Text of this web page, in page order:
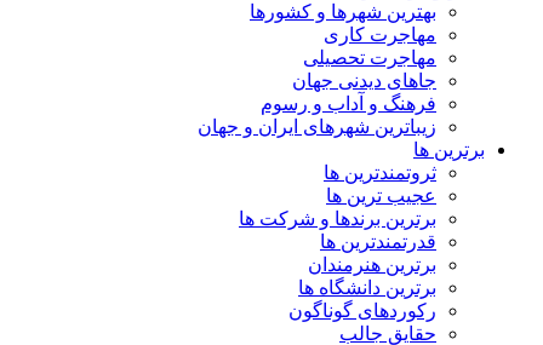
بهترین شهرها و کشورها
مهاجرت کاری
مهاجرت تحصیلی
جاهای دیدنی جهان
فرهنگ و آداب و رسوم
زیباترین شهرهای ایران و جهان
برترین ها
ثروتمندترین ها
عجیب ترین ها
برترین برندها و شرکت ها
قدرتمندترین ها
برترین هنرمندان
برترین دانشگاه ها
رکوردهای گوناگون
حقایق جالب